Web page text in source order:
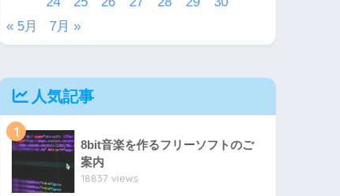
« 5月
7月 »
人気記事
1
8bit音楽を作るフリーソフトのご
案内
18837 views